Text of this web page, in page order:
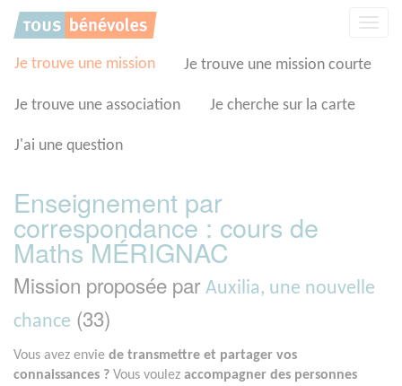
Je trouve une mission Je trouve une mission courte
Je trouve une association Je cherche sur la carte
J'ai une question
Enseignement par
correspondance : cours de
Maths MÉRIGNAC
Mission proposée par Auxilia, une nouvelle
chance (33)
Vous avez envie de transmettre et partager vos
connaissances ? Vous voulez accompagner des personnes
Panneau de gestion des cookies